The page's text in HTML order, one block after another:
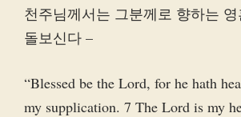
천주님께서는 그분께로 향하는
돌보신다 –
“Blessed be the Lord, for he hath
my supplication. 7 The Lord is my